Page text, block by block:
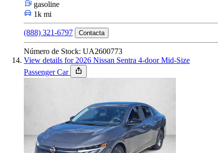
gasoline
1k mi
(888) 321-6797 Contacta
Número de Stock: UA2600773
View details for 2026 Nissan Sentra 4-door Mid-Size
Passenger Car